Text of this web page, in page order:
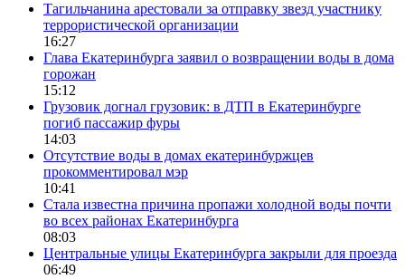
Тагильчанина арестовали за отправку звезд участнику
террористической организации
16:27
Глава Екатеринбурга заявил о возвращении воды в дома
горожан
15:12
Грузовик догнал грузовик: в ДТП в Екатеринбурге
погиб пассажир фуры
14:03
Отсутствие воды в домах екатеринбуржцев
прокомментировал мэр
10:41
Стала известна причина пропажи холодной воды почти
во всех районах Екатеринбурга
08:03
Центральные улицы Екатеринбурга закрыли для проезда
06:49